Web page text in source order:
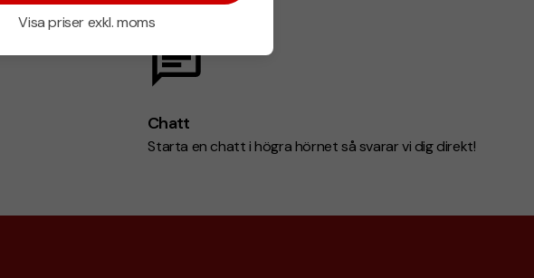
Visa priser exkl. moms
Chatt
Starta en chatt i högra hörnet så svarar vi dig direkt!